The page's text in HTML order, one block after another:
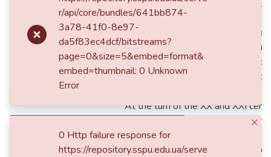
соціокультурному просторі в
ракурсі розглянуто потенціал
технологій, які є зручним,
педагогічним засобом розвитку
професійного зростання,
економічну компетентність
At the turn of the XX and XXI
quality of education, its
interest of the scientists,
public institutions. The quality of
r/api/core/bundles/641bb874-
3a78-41f0-8e97-
da5f83ec4dcf/bitstreams?
page=0&size=5&embed=format&
embed=thumbnail: 0 Unknown
Error
×
0 Http failure response for
https://repository.sspu.edu.ua/serve